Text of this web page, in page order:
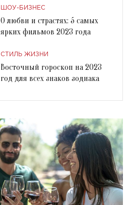
ШОУ-БИЗНЕС
О любви и страстях: 5 самых
ярких фильмов 2023 года
СТИЛЬ ЖИЗНИ
Восточный гороскоп на 2023
год для всех знаков зодиака